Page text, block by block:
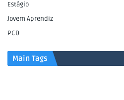
Estágio
Jovem Aprendiz
PCD
Main Tags